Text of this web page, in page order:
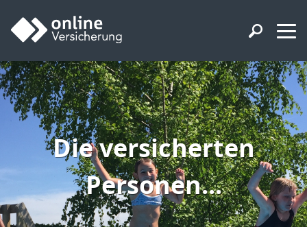
Die versicherten
Personen...